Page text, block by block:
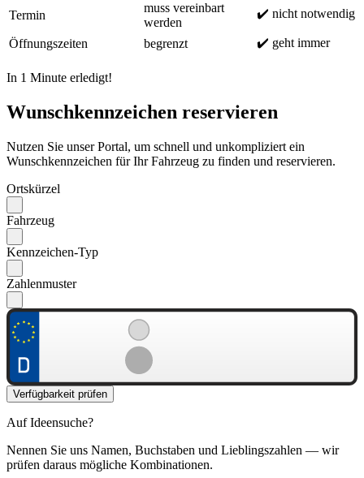
Termin
muss vereinbart
werden
✔️ nicht notwendig
Öffnungszeiten begrenzt ✔️ geht immer
In 1 Minute erledigt!
Wunschkennzeichen reservieren
Nutzen Sie unser Portal, um schnell und unkompliziert ein
Wunschkennzeichen für Ihr Fahrzeug zu finden und reservieren.
Ortskürzel
Fahrzeug
Kennzeichen-Typ
Zahlenmuster
Verfügbarkeit prüfen
Auf Ideensuche?
Nennen Sie uns Namen, Buchstaben und Lieblingszahlen — wir
prüfen daraus mögliche Kombinationen.